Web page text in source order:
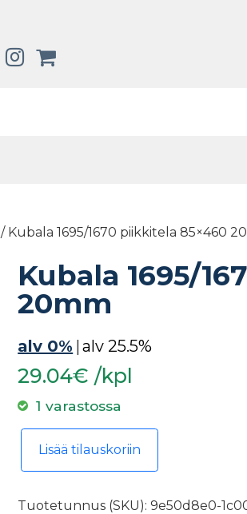
/ Kubala 1695/1670 piikkitela 85×460
Kubala 1695/
20mm
alv 0% |alv 25.5%
29.04€ /kpl
1 varastossa
Kubala 1695/1670 piikkitela 85x460
Lisää tilauskoriin
Tuotetunnus (SKU):9e50d8e0-